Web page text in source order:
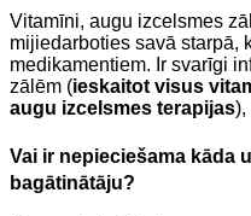
Vitamīni, augu izcelsmes
mijiedarboties savā starpā,
medikamentiem. Ir svarīgi
zālēm (ieskaitot visus
augu izcelsmes terapijas),
Vai ir nepieciešama kāda
bagātinātāju?